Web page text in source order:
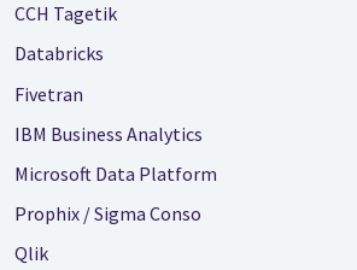
CCH Tagetik
Databricks
Fivetran
IBM Business Analytics
Microsoft Data Platform
Prophix / Sigma Conso
Qlik